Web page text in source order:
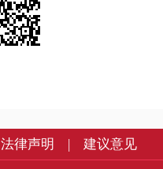
法律声明 | 建议意见